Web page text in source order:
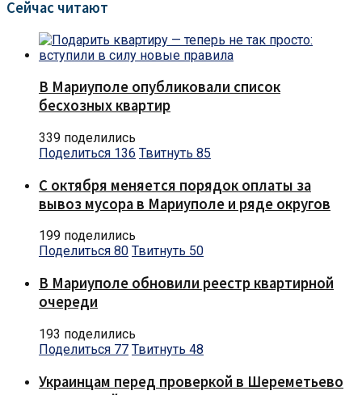
Сейчас читают
В Мариуполе опубликовали список
бесхозных квартир
339 поделились
Поделиться 136 Твитнуть 85
С октября меняется порядок оплаты за
вывоз мусора в Мариуполе и ряде округов
199 поделились
Поделиться 80 Твитнуть 50
В Мариуполе обновили реестр квартирной
очереди
193 поделились
Поделиться 77 Твитнуть 48
Украинцам перед проверкой в Шереметьево